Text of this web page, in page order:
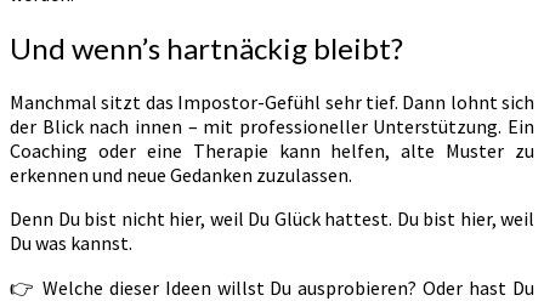
Und wenn’s hartnäckig bleibt?
Manchmal sitzt das Impostor-Gefühl sehr tief. Dann lohnt sich
der Blick nach innen – mit professioneller Unterstützung. Ein
Coaching oder eine Therapie kann helfen, alte Muster zu
erkennen und neue Gedanken zuzulassen.
Denn Du bist nicht hier, weil Du Glück hattest. Du bist hier, weil
Du was kannst.
👉 Welche dieser Ideen willst Du ausprobieren? Oder hast Du